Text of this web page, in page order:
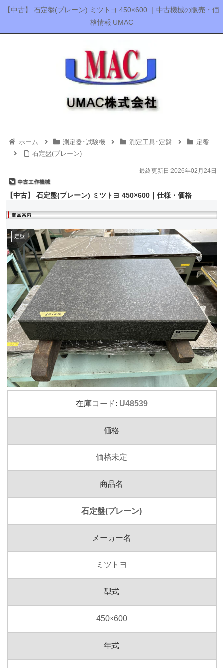
【中古】 石定盤(プレーン) ミツトヨ 450×600 ｜中古機械の販売・価
格情報 UMAC
ホーム 測定器･試験機 測定工具･定盤
定盤
石定盤(プレーン)
最終更新日:2026年02月24日
【中古】 石定盤(プレーン) ミツトヨ 450×600｜仕様・価格
定盤
在庫コード: U48539
価格
価格未定
商品名
石定盤(プレーン)
メーカー名
ミツトヨ
型式
450×600
年式